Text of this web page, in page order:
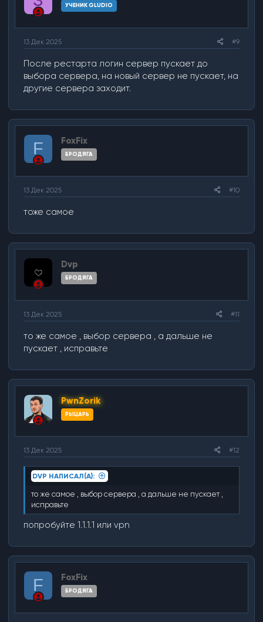
УЧЕНИК GLUDIO
13 Дек 2025 #9
После рестарта логин сервер пускает до
выбора сервера, на новый сервер не пускает, на
другие сервера заходит.
F FoxFix
БРОДЯГА
13 Дек 2025 #10
тоже самое
Dvp
БРОДЯГА
13 Дек 2025 #11
то же самое , выбор сервера , а дальше не
пускает , исправьте
PwnZorik
РЫЦАРЬ
13 Дек 2025 #12
DVP НАПИСАЛ(А):
то же самое , выбор сервера , а дальше не пускает ,
исправьте
попробуйте 1.1.1.1 или vpn
F FoxFix
БРОДЯГА